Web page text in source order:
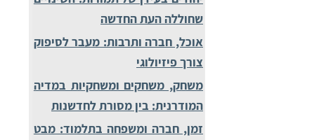
שחוללה העת החדשה
אוכל, חברה ותרבות: מעבר לסיפוק
צורך פיזיולוגי
משחק, משחקים ומשחקיות במדיה
המודרנית: בין מסורת לחדשנות
זמן, חברה ומשפחה בתלמוד: מבט